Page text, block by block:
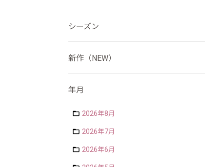
シーズン
新作（NEW）
年月
2026年8月
2026年7月
2026年6月